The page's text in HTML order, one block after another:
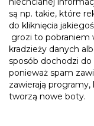
są np. takie, które
do kliknięcia
grozi to pobraniem
kradzieży danych
sposób dochodzi
ponieważ spam
zawierają
tworzą nowe boty.